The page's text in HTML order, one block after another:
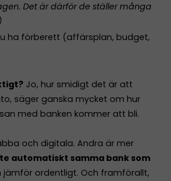
Det är därför de ställer många
ha förberett (affärsplan, budget,
Jo, hur smidigt det är att
säger ganska mycket om hur
med banken kommer att bli.
och digitala. Andra är mer
automatiskt samma bank som
jämför ordentligt. Och framförallt,